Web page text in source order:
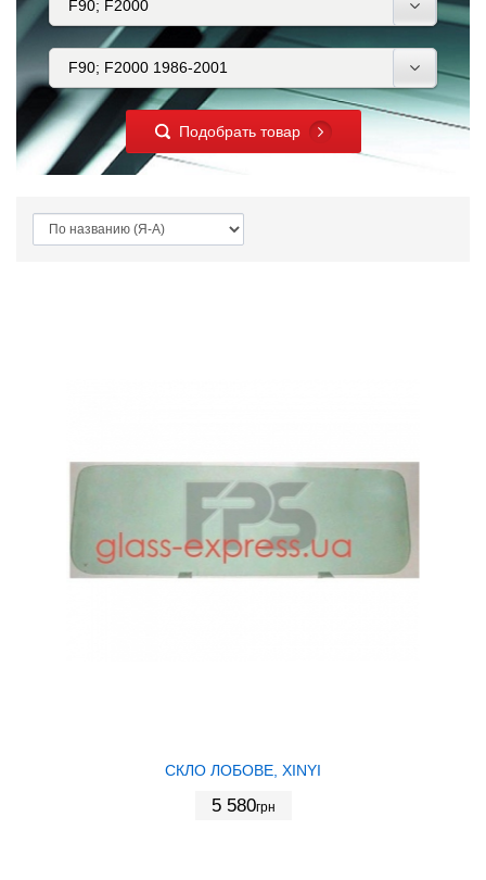
Подобрать товар
СКЛО ЛОБОВЕ, XINYI
5 580грн